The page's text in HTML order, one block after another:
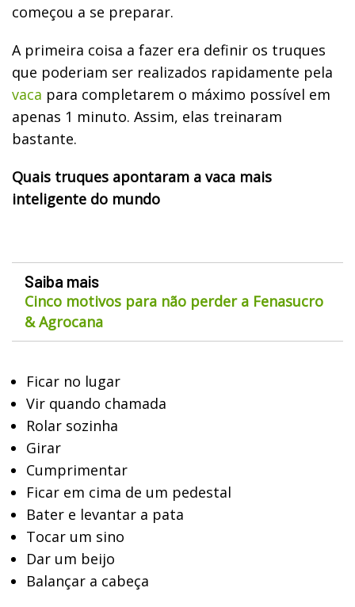
começou a se preparar.
A primeira coisa a fazer era definir os truques
que poderiam ser realizados rapidamente pela
vaca para completarem o máximo possível em
apenas 1 minuto. Assim, elas treinaram
bastante.
Quais truques apontaram a vaca mais
inteligente do mundo
Saiba mais
Cinco motivos para não perder a Fenasucro
& Agrocana
Ficar no lugar
Vir quando chamada
Rolar sozinha
Girar
Cumprimentar
Ficar em cima de um pedestal
Bater e levantar a pata
Tocar um sino
Dar um beijo
Balançar a cabeça